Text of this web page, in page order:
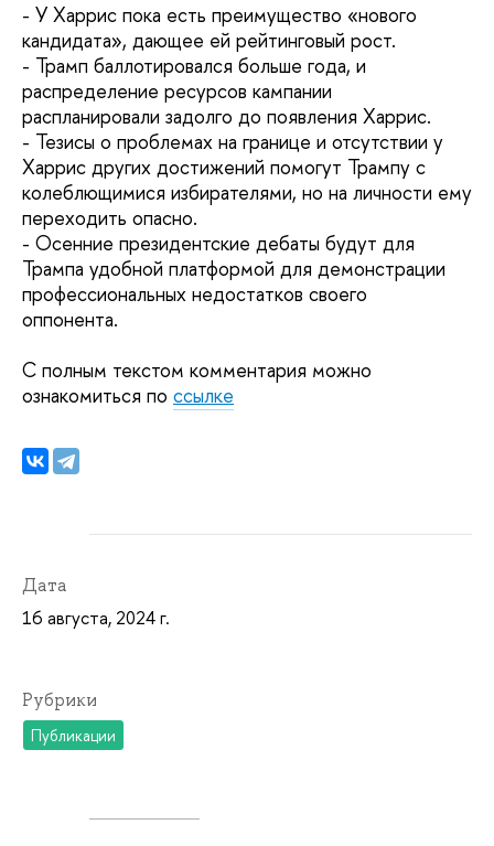
- У Харрис пока есть преимущество «нового
кандидата», дающее ей рейтинговый рост.
- Трамп баллотировался больше года, и
распределение ресурсов кампании
распланировали задолго до появления Харрис.
- Тезисы о проблемах на границе и отсутствии у
Харрис других достижений помогут Трампу с
колеблющимися избирателями, но на личности ему
переходить опасно.
- Осенние президентские дебаты будут для
Трампа удобной платформой для демонстрации
профессиональных недостатков своего
оппонента.
С полным текстом комментария можно
ознакомиться по ссылке
Дата
16 августа, 2024 г.
Рубрики
Публикации